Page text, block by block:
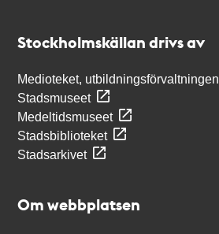
Stockholmskällan drivs av
Medioteket, utbildningsförvaltningen
Stadsmuseet
Medeltidsmuseet
Stadsbiblioteket
Stadsarkivet
Om webbplatsen